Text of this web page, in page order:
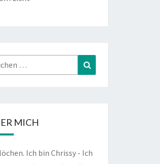
MICH
Ich bin Chrissy - Ich